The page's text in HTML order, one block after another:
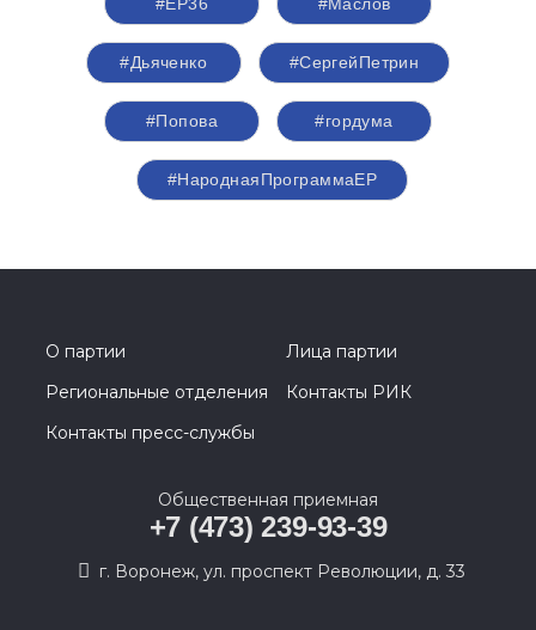
#Дьяченко #СергейПетрин
#Попова #гордума
#НароднаяПрограммаЕР
О партии
Лица партии
Региональные отделения
Контакты РИК
Контакты пресс-службы
Общественная приемная
+7 (473) 239-93-39
г. Воронеж, ул. проспект Революции, д. 33